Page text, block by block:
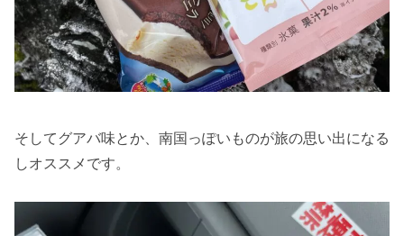
そしてグアバ味とか、南国っぽいものが旅の思い出になる
しオススメです。